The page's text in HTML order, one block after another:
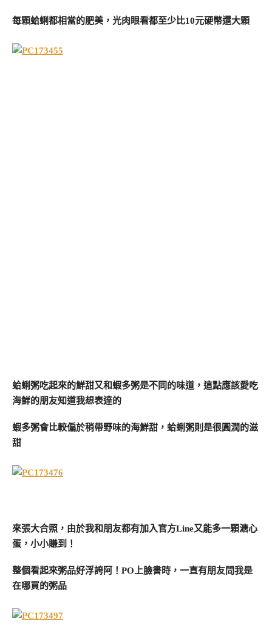
每顆蛤蜊都相當的肥美，光肉眼看都至少比10元硬幣還大顆
蛤蜊粥吃起來的鮮甜又和蝦多粥是不同的味道，這點應該愛吃
海鮮的朋友知道我想表達的
蝦多粥會比較偏於稍帶野味的海鮮甜，蛤蜊粥則是很圓潤的滋
甜
來張大合照，由於我和朋友都有加入官方Line又能多一顆溏心
蛋，小小賺到！
整個看起來粥品好浮誇阿！PO上臉書時，一直有朋友問我是
在哪買的粥品